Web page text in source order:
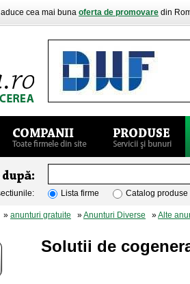
cea mai buna oferta de promovare din
Lista firme Catalog produse
» anunturi gratuite »Anunturi Diverse »Alte
Solutii de